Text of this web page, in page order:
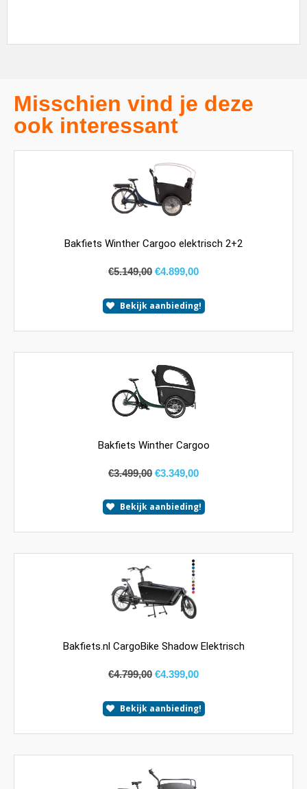
Misschien vind je deze
ook interessant
Bakfiets Winther Cargoo elektrisch 2+2
€5.149,00 €4.899,00
Bekijk aanbieding!
Bakfiets Winther Cargoo
€3.499,00 €3.349,00
Bekijk aanbieding!
Bakfiets.nl CargoBike Shadow Elektrisch
€4.799,00 €4.399,00
Bekijk aanbieding!